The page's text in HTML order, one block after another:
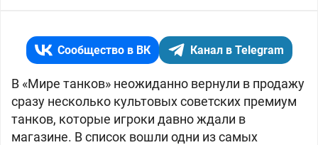
Сообщество в ВК Канал в Telegram
В «Мире танков» неожиданно вернули в продажу
сразу несколько культовых советских премиум
танков, которые игроки давно ждали в
магазине. В список вошли одни из самых